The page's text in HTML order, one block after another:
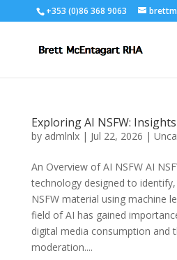
+353 (0)86 368 9063
Exploring AI NSFW:
by admlnlx| Jul 22, 2026 |
An Overview of AI NSFW AI
technology designed to
NSFW material using machine
field of AI has gained
digital media consumption and
moderation....